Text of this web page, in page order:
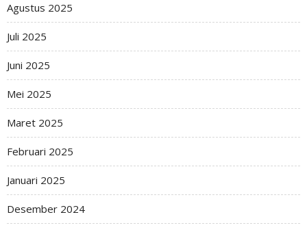
Agustus 2025
Juli 2025
Juni 2025
Mei 2025
Maret 2025
Februari 2025
Januari 2025
Desember 2024